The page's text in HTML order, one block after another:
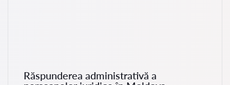
Răspunderea administrativă a